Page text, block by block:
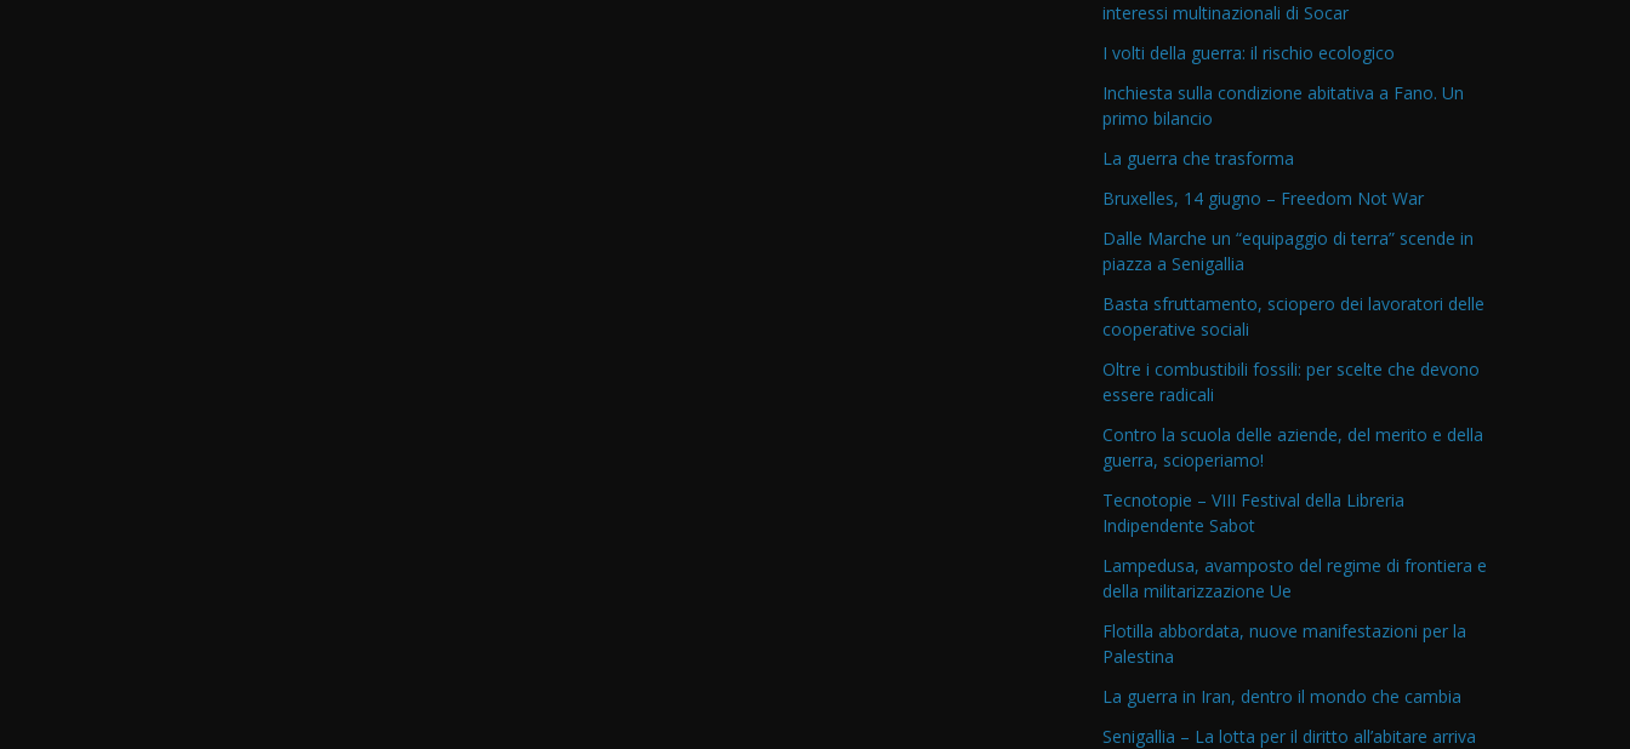
interessi multinazionali di Socar
I volti della guerra: il rischio ecologico
Inchiesta sulla condizione abitativa a Fano. Un
primo bilancio
La guerra che trasforma
Bruxelles, 14 giugno – Freedom Not War
Dalle Marche un “equipaggio di terra” scende in
piazza a Senigallia
Basta sfruttamento, sciopero dei lavoratori delle
cooperative sociali
Oltre i combustibili fossili: per scelte che devono
essere radicali
Contro la scuola delle aziende, del merito e della
guerra, scioperiamo!
Tecnotopie – VIII Festival della Libreria
Indipendente Sabot
Lampedusa, avamposto del regime di frontiera e
della militarizzazione Ue
Flotilla abbordata, nuove manifestazioni per la
Palestina
La guerra in Iran, dentro il mondo che cambia
Senigallia – La lotta per il diritto all’abitare arriva